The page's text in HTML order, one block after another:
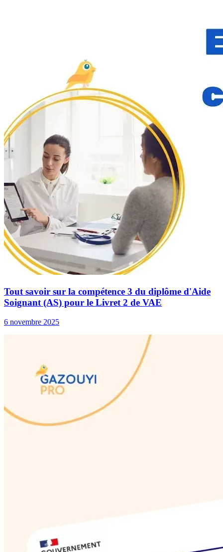
Tout savoir sur la compétence 3 du diplôme d'Aide
Soignant (AS) pour le Livret 2 de VAE
6 novembre 2025